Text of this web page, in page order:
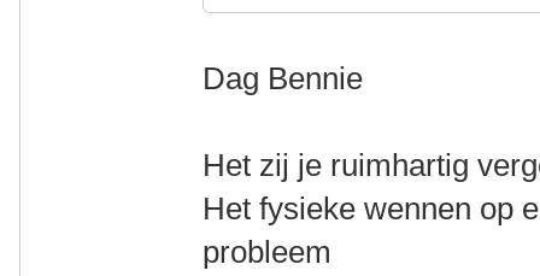
Dag Bennie
Het zij je ruimhartig
Het fysieke wennen op
probleem